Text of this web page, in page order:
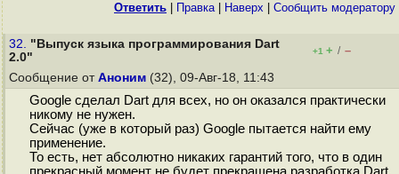
Ответить Правка| Наверх Cообщить модератору
32. "Выпуск языка программирования Dart
2.0"
+1 + / –
Сообщение от Аноним (32), 09-Авг-18, 11:43
Google сделал Dart для всех, но он оказался практически
никому не нужен.
Сейчас (уже в который раз) Google пытается найти ему
применение.
То есть, нет абсолютно никаких гарантий того, что в один